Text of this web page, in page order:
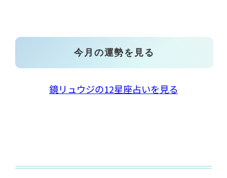
今月の運勢を見る
鏡リュウジの12星座占いを見る